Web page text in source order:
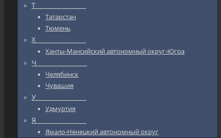
Т_________________
Татарстан
Тюмень
Х_________________
Ханты-Мансийский автономный округ-Югра
Ч_________________
Челябинск
Чувашия
У_________________
Удмуртия
Я_________________
Ямало-Ненецкий автономный округ